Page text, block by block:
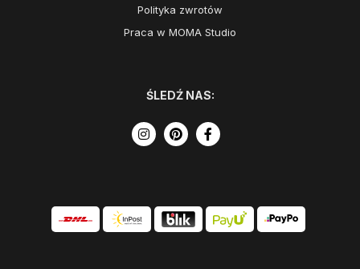
Polityka zwrotów
Praca w MOMA Studio
ŚLEDŹ NAS: